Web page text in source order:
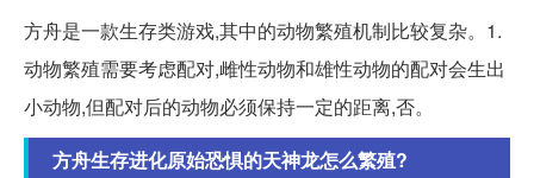
方舟是一款生存类游戏,其中的动物繁殖机制比较复杂。1.
动物繁殖需要考虑配对,雌性动物和雄性动物的配对会生出
小动物,但配对后的动物必须保持一定的距离,否。
方舟生存进化原始恐惧的天神龙怎么繁殖?